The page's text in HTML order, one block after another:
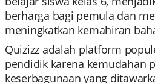
berharga bagi pemula dan
meningkatkan kemahiran
Quizizz adalah platform
pendidik karena kemudahan
keserbagunaan yang